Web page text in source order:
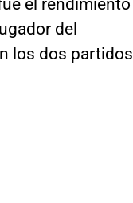
el rendimiento
del
los dos partidos